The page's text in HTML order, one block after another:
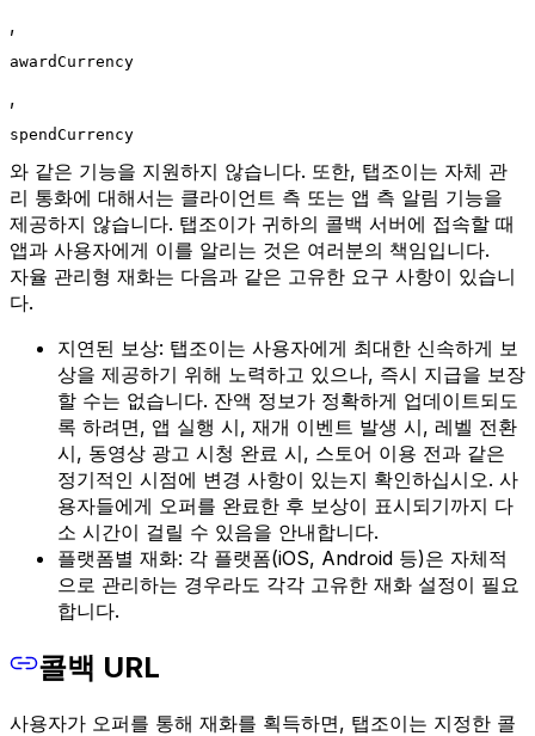
,
awardCurrency
,
spendCurrency
와 같은 기능을 지원하지 않습니다. 또한, 탭조이는 자체 관
리 통화에 대해서는 클라이언트 측 또는 앱 측 알림 기능을
제공하지 않습니다. 탭조이가 귀하의 콜백 서버에 접속할 때
앱과 사용자에게 이를 알리는 것은 여러분의 책임입니다.
자율 관리형 재화는 다음과 같은 고유한 요구 사항이 있습니
다.
지연된 보상: 탭조이는 사용자에게 최대한 신속하게 보
상을 제공하기 위해 노력하고 있으나, 즉시 지급을 보장
할 수는 없습니다. 잔액 정보가 정확하게 업데이트되도
록 하려면, 앱 실행 시, 재개 이벤트 발생 시, 레벨 전환
시, 동영상 광고 시청 완료 시, 스토어 이용 전과 같은
정기적인 시점에 변경 사항이 있는지 확인하십시오. 사
용자들에게 오퍼를 완료한 후 보상이 표시되기까지 다
소 시간이 걸릴 수 있음을 안내합니다.
플랫폼별 재화: 각 플랫폼(iOS, Android 등)은 자체적
으로 관리하는 경우라도 각각 고유한 재화 설정이 필요
합니다.
콜백 URL
사용자가 오퍼를 통해 재화를 획득하면, 탭조이는 지정한 콜